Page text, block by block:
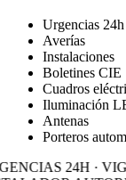
Urgencias 24h
Averías
Instalaciones
Boletines CIE
Cuadros
Iluminación
Antenas
Porteros
24H ·